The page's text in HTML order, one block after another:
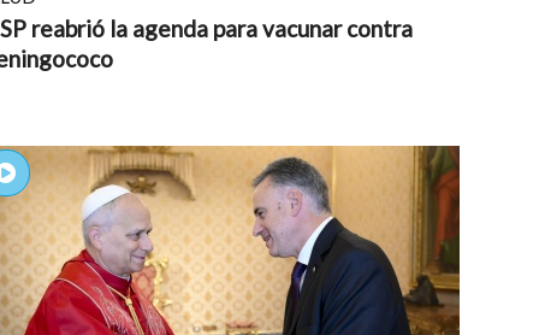
reabrió la agenda para vacunar contra